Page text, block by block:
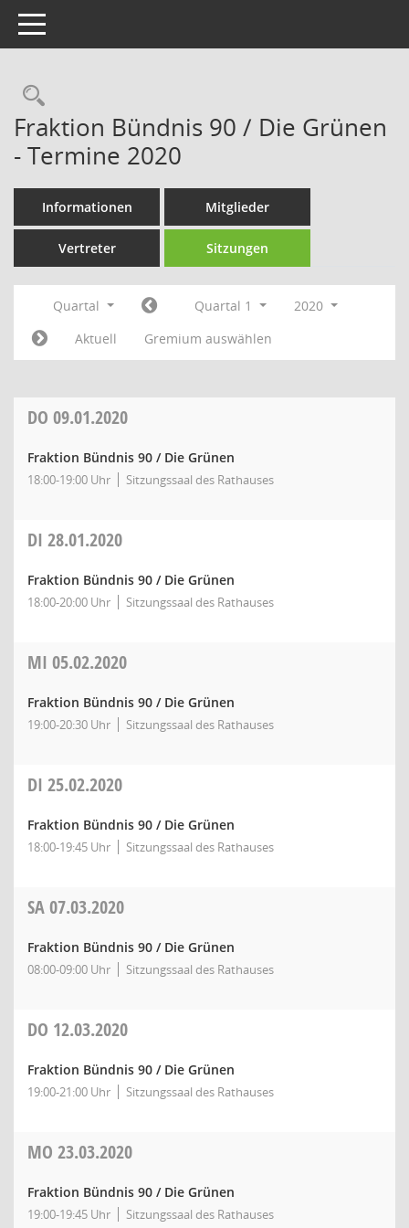
Toggle navigation
Rechercheauswahl
Fraktion Bündnis 90 / Die Grünen
- Termine 2020
Informationen Mitglieder
Vertreter Sitzungen
Quartal Quartal 1
2020
Aktuell
Gremium auswählen
DO 09.01.2020
Fraktion Bündnis 90 / Die Grünen
18:00-19:00 Uhr Sitzungssaal des Rathauses
DI 28.01.2020
Fraktion Bündnis 90 / Die Grünen
18:00-20:00 Uhr Sitzungssaal des Rathauses
MI 05.02.2020
Fraktion Bündnis 90 / Die Grünen
19:00-20:30 Uhr Sitzungssaal des Rathauses
DI 25.02.2020
Fraktion Bündnis 90 / Die Grünen
18:00-19:45 Uhr Sitzungssaal des Rathauses
SA07.03.2020
Fraktion Bündnis 90 / Die Grünen
08:00-09:00 Uhr Sitzungssaal des Rathauses
DO 12.03.2020
Fraktion Bündnis 90 / Die Grünen
19:00-21:00 Uhr Sitzungssaal des Rathauses
MO 23.03.2020
Fraktion Bündnis 90 / Die Grünen
19:00-19:45 Uhr Sitzungssaal des Rathauses